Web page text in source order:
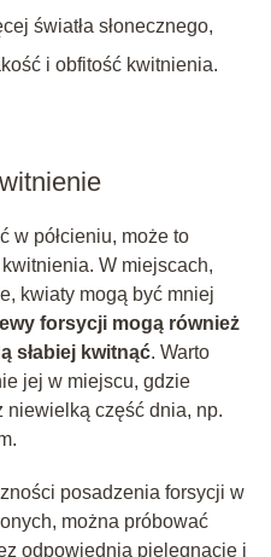
światła słonecznego,
i obfitość kwitnienia.
w półcieniu, może to
W miejscach,
kwiaty mogą być mniej
forsycji mogą również
słabiej kwitnąć. Warto
jej w miejscu, gdzie
niewielką część dnia, np.
posadzenia forsycji w
można próbować
odpowiednią pielęgnację i